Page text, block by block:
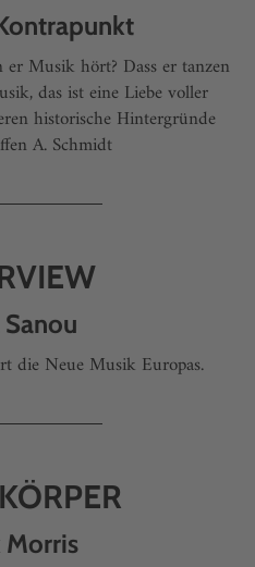
Musik hört? Dass er tanzen
das ist eine Liebe voller
historische Hintergründe
A. Schmidt
Sanou
die Neue Musik Europas.
Morris